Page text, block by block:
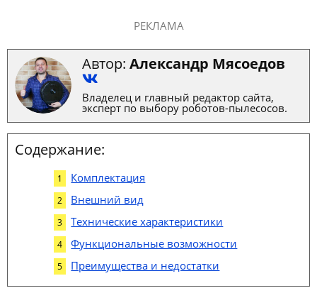
РЕКЛАМА
Автор: Александр Мясоедов
Владелец и главный редактор сайта,
эксперт по выбору роботов-пылесосов.
Содержание:
Комплектация
Внешний вид
Технические характеристики
Функциональные возможности
Преимущества и недостатки